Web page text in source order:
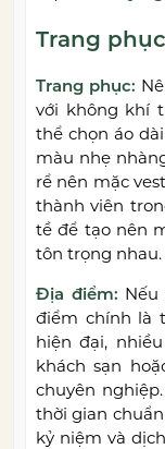
Trang
Trang phục:
với không khí
thể chọn áo
màu nhẹ
rể nên mặc
thành viên
tề để tạo nên
tôn trọng nhau.
Địa điểm:
điểm chính là
hiện đại,
khách sạn
chuyên
thời gian
kỷ niệm và